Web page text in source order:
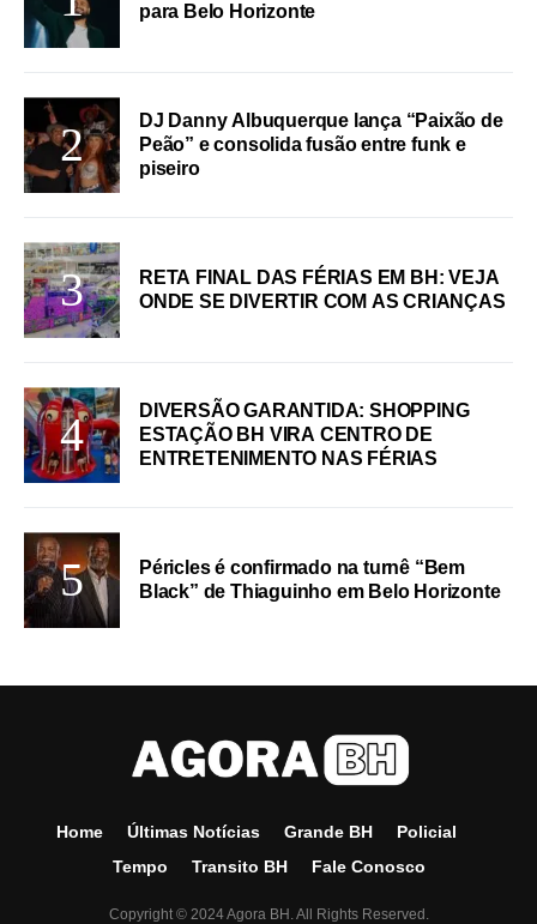
para Belo Horizonte
DJ Danny Albuquerque lança “Paixão de
Peão” e consolida fusão entre funk e
piseiro
RETA FINAL DAS FÉRIAS EM BH: VEJA
ONDE SE DIVERTIR COM AS CRIANÇAS
DIVERSÃO GARANTIDA: SHOPPING
ESTAÇÃO BH VIRA CENTRO DE
ENTRETENIMENTO NAS FÉRIAS
Péricles é confirmado na turnê “Bem
Black” de Thiaguinho em Belo Horizonte
Home Últimas Notícias Grande BH
Policial
Tempo
Transito BH Fale Conosco
Copyright © 2024 Agora BH. All Rights Reserved.